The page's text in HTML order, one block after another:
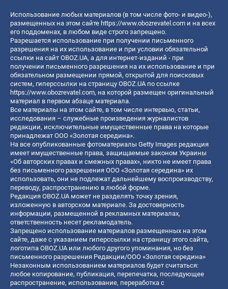
Использование любых материалов (в том числе фото- и видео-),
размещенных на этом сайте https://www.obozrevatel.com и на всех
его поддоменах, в любом виде строго запрещено.
Разрешается использование при получении письменного
разрешения на их использование и при условии обязательной
ссылки на сайт OBOZ.UA, а для интернет-изданий - при
получении письменного разрешения на их использование и при
обязательном размещении прямой, открытой для поисковых
систем, гиперссылки на страницу OBOZ.UA по ссылке
https://www.obozrevatel.com, на которой размещен оригинальный
материал в первом абзаце материала.
Все материалы на этом сайте, в том числе интервью, статьи,
исследования – служебные произведения журналистов
редакции, исключительные имущественные права на которые
принадлежат ООО «Золотая середина».
На все опубликованные фотоматериалы Getty Images редакция
имеет имущественные права, защищаемые законом Украины
«Об авторских правах и смежных правах», никто не имеет права
без письменного разрешения ООО «Золотая середина» их
использовать, они не подлежат дальнейшему воспроизводству,
переводу, распространению в любой форме.
Редакция OBOZ.UA может не разделять точку зрения,
изложенную в авторском материале. За достоверность
информации, размещенной в рекламных материалах,
ответственность несет рекламодатель.
Запрещено использование материалов размещенных на этом
сайте, даже с указанием гиперссылки на страницу этого сайта,
логотипа OBOZ.UA или любого другого упоминания, но без
письменного разрешения Редакции/ООО «Золотая середина»
Незаконным использованием материалов будет считаться:
любое копирование, публикация, перепечатка, последующее
распространение, использование, переработка с